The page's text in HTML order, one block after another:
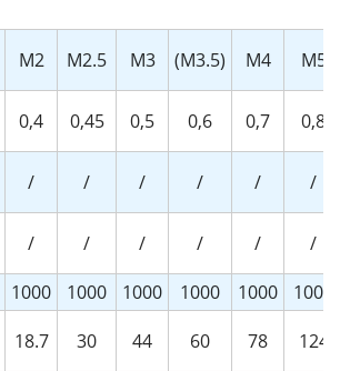
М2 М2.5 М3 (М3.5) М4 М5
0,4 0,45 0,5 0,6 0,7
0,8
/ / / / /
/
/ / / / /
/
1000 1000 1000 1000 1000
1000
18.7 30 44 60 78
124